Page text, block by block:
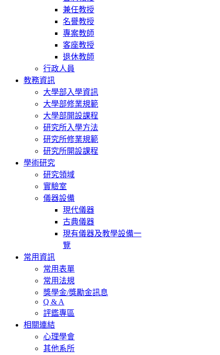
兼任教授
名譽教授
專案教師
客座教授
退休教師
行政人員
教務資訊
大學部入學資訊
大學部修業規範
大學部開設課程
研究所入學方法
研究所修業規範
研究所開設課程
學術研究
研究領域
實驗室
儀器設備
現代儀器
古典儀器
現有儀器及教學設備一
覽
常用資訊
常用表單
常用法規
獎學金/獎勵金訊息
Q & A
評鑑專區
相關連結
心理學會
其他系所